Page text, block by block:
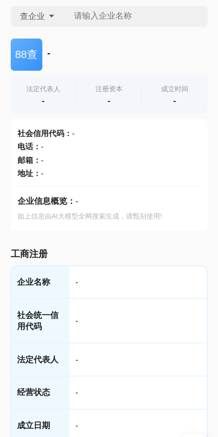
查企业
查企业
查产地
88查 -
法定代表人
-
注册资本
-
成立时间
-
社会信用代码： -
电话： -
邮箱： -
地址： -
企业信息概览： -
如上信息由AI大模型全网搜索生成，请甄别使用!
工商注册
企业名称 -
社会统一信
用代码
-
法定代表人 -
经营状态 -
成立日期 -